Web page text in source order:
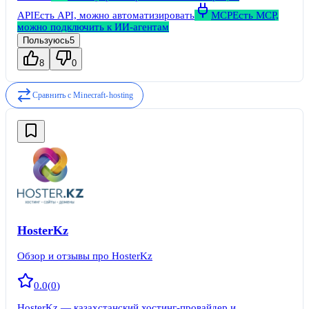
APIЕсть API, можно автоматизировать MCPЕсть MCP,
можно подключить к ИИ-агентам
Пользуюсь5
8 0
Сравнить сMinecraft-hosting
HosterKz
Обзор и отзывы про HosterKz
0.0(0)